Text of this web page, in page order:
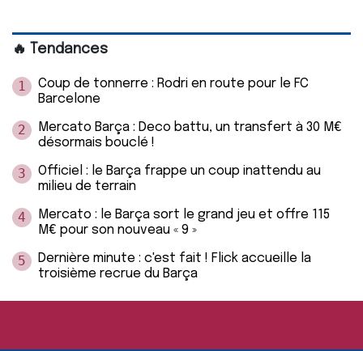
🔥 Tendances
1
Coup de tonnerre : Rodri en route pour le FC
Barcelone
2
Mercato Barça : Deco battu, un transfert à 30 M€
désormais bouclé !
3
Officiel : le Barça frappe un coup inattendu au
milieu de terrain
4
Mercato : le Barça sort le grand jeu et offre 115
M€ pour son nouveau « 9 »
5
Dernière minute : c'est fait ! Flick accueille la
troisième recrue du Barça